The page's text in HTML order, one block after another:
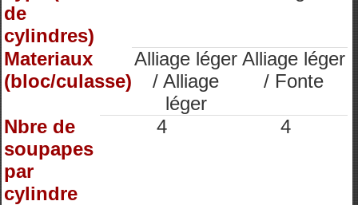
de
cylindres)
Materiaux
(bloc/culasse)
Alliage léger
/ Alliage
léger
Alliage léger
/ Fonte
Nbre de
soupapes
par
cylindre
4 4